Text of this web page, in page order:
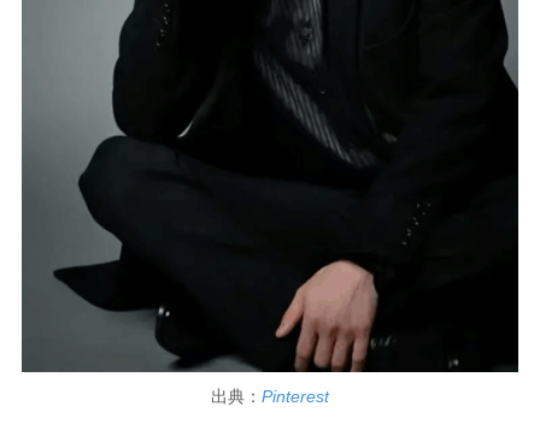
出典： Pinterest